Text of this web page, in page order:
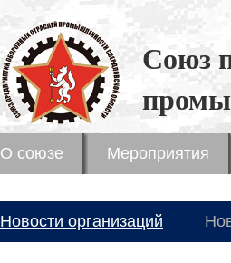
Союз
О союзе Мероприятия
Новости организаций